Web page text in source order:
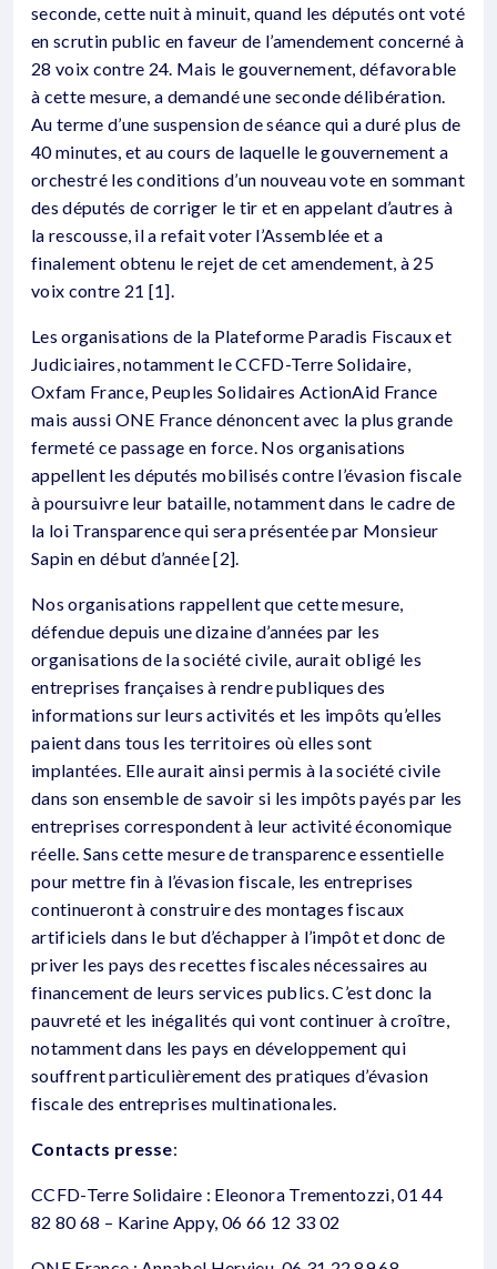
seconde, cette nuit à minuit, quand les députés ont voté
en scrutin public en faveur de l’amendement concerné à
28 voix contre 24. Mais le gouvernement, défavorable
à cette mesure, a demandé une seconde délibération.
Au terme d’une suspension de séance qui a duré plus de
40 minutes, et au cours de laquelle le gouvernement a
orchestré les conditions d’un nouveau vote en sommant
des députés de corriger le tir et en appelant d’autres à
la rescousse, il a refait voter l’Assemblée et a
finalement obtenu le rejet de cet amendement, à 25
voix contre 21 [1].
Les organisations de la Plateforme Paradis Fiscaux et
Judiciaires, notamment le CCFD-Terre Solidaire,
Oxfam France, Peuples Solidaires ActionAid France
mais aussi ONE France dénoncent avec la plus grande
fermeté ce passage en force. Nos organisations
appellent les députés mobilisés contre l’évasion fiscale
à poursuivre leur bataille, notamment dans le cadre de
la loi Transparence qui sera présentée par Monsieur
Sapin en début d’année [2].
Nos organisations rappellent que cette mesure,
défendue depuis une dizaine d’années par les
organisations de la société civile, aurait obligé les
entreprises françaises à rendre publiques des
informations sur leurs activités et les impôts qu’elles
paient dans tous les territoires où elles sont
implantées. Elle aurait ainsi permis à la société civile
dans son ensemble de savoir si les impôts payés par les
entreprises correspondent à leur activité économique
réelle. Sans cette mesure de transparence essentielle
pour mettre fin à l’évasion fiscale, les entreprises
continueront à construire des montages fiscaux
artificiels dans le but d’échapper à l’impôt et donc de
priver les pays des recettes fiscales nécessaires au
financement de leurs services publics. C’est donc la
pauvreté et les inégalités qui vont continuer à croître,
notamment dans les pays en développement qui
souffrent particulièrement des pratiques d’évasion
fiscale des entreprises multinationales.
Contacts presse:
CCFD-Terre Solidaire : Eleonora Trementozzi, 01 44
82 80 68 – Karine Appy, 06 66 12 33 02